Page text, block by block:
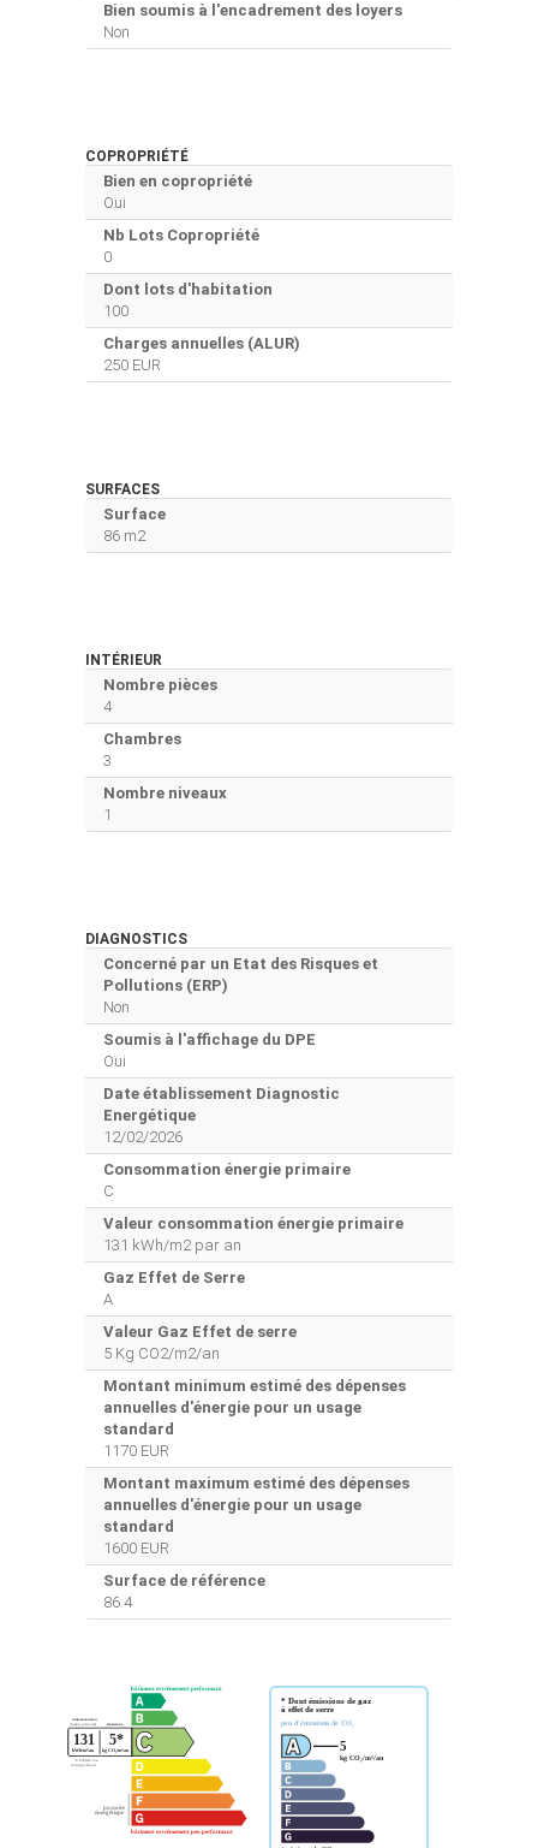
Bien soumis à l'encadrement des loyers
Non
COPROPRIÉTÉ
Bien en copropriété
Oui
Nb Lots Copropriété
0
Dont lots d'habitation
100
Charges annuelles (ALUR)
250 EUR
SURFACES
Surface
86 m2
INTÉRIEUR
Nombre pièces
4
Chambres
3
Nombre niveaux
1
DIAGNOSTICS
Concerné par un Etat des Risques et
Pollutions (ERP)
Non
Soumis à l'affichage du DPE
Oui
Date établissement Diagnostic
Energétique
12/02/2026
Consommation énergie primaire
C
Valeur consommation énergie primaire
131 kWh/m2 par an
Gaz Effet de Serre
A
Valeur Gaz Effet de serre
5 Kg CO2/m2/an
Montant minimum estimé des dépenses
annuelles d'énergie pour un usage
standard
1170 EUR
Montant maximum estimé des dépenses
annuelles d'énergie pour un usage
standard
1600 EUR
Surface de référence
86.4